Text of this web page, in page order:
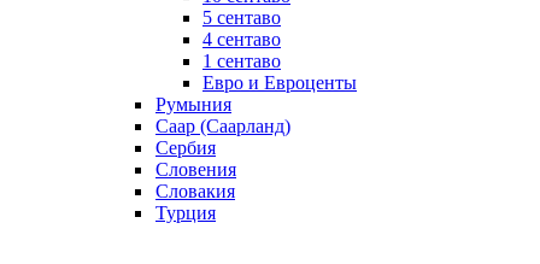
5 сентаво
4 сентаво
1 сентаво
Евро и Евроценты
Румыния
Саар (Саарланд)
Сербия
Словения
Словакия
Турция